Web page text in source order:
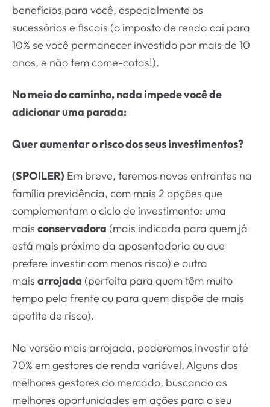
benefícios para você, especialmente os
sucessórios e fiscais (o imposto de renda cai para
10% se você permanecer investido por mais de 10
anos, e não tem come-cotas!).
No meio do caminho, nada impede você de
adicionar uma parada:
Quer aumentar o risco dos seus investimentos?
(SPOILER) Em breve, teremos novos entrantes na
família previdência, com mais 2 opções que
complementam o ciclo de investimento: uma
mais conservadora (mais indicada para quem já
está mais próximo da aposentadoria ou que
prefere investir com menos risco) e outra
mais arrojada (perfeita para quem têm muito
tempo pela frente ou para quem dispõe de mais
apetite de risco).
Na versão mais arrojada, poderemos investir até
70% em gestores de renda variável. Alguns dos
melhores gestores do mercado, buscando as
melhores oportunidades em ações para o seu